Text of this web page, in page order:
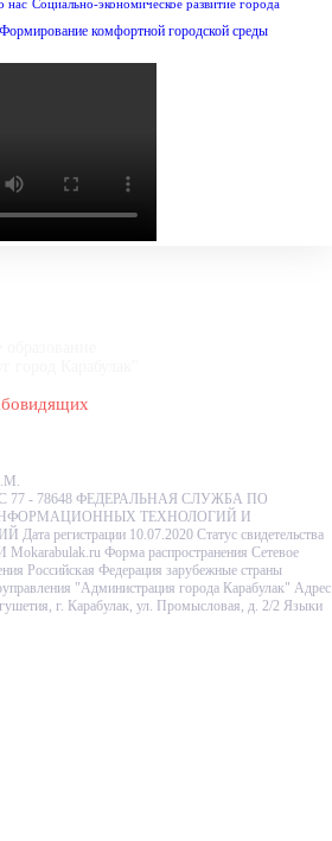
нас Социально-экономическое развитие города
Формирование комфортной городской среды
77 - 78648 ФЕДЕРАЛЬНАЯ СЛУЖБА ПО
ТЕХНОЛОГИЙ И
10.07.2020 Статус свидетельства
Форма распространения Сетевое
Российская Федерация зарубежные страны
"Администрация города Карабулак" Адрес
г. Карабулак, ул. Промысловая, д. 2/2 Языки